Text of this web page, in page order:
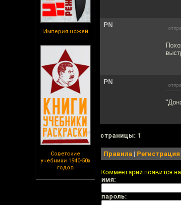
Империя ножей
Советские
учебники 1940-50х
годов
PN
PN
cтраницы: 1
Правила | Регистрация
Комментарий появится
имя:
пароль: